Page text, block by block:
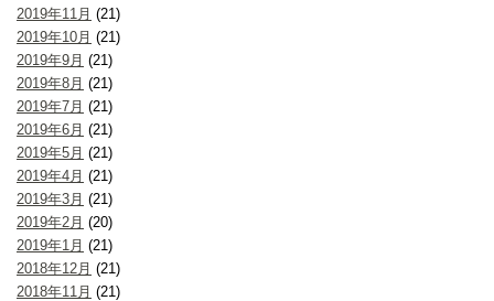
2019年11月 (21)
2019年10月 (21)
2019年9月 (21)
2019年8月 (21)
2019年7月 (21)
2019年6月 (21)
2019年5月 (21)
2019年4月 (21)
2019年3月 (21)
2019年2月 (20)
2019年1月 (21)
2018年12月 (21)
2018年11月 (21)